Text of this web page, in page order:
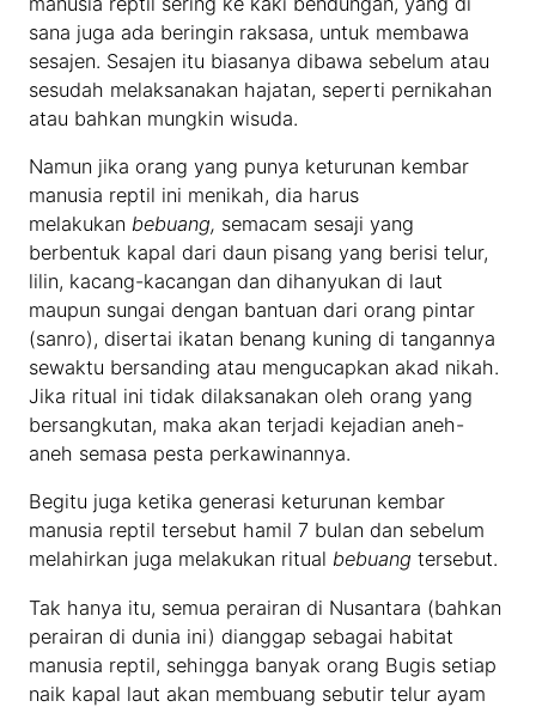
sana juga ada beringin raksasa, untuk membawa
sesajen. Sesajen itu biasanya dibawa sebelum atau
sesudah melaksanakan hajatan, seperti pernikahan
atau bahkan mungkin wisuda.
Namun jika orang yang punya keturunan kembar
manusia reptil ini menikah, dia harus
melakukan bebuang, semacam sesaji yang
berbentuk kapal dari daun pisang yang berisi telur,
lilin, kacang-kacangan dan dihanyukan di laut
maupun sungai dengan bantuan dari orang pintar
(sanro), disertai ikatan benang kuning di tangannya
sewaktu bersanding atau mengucapkan akad nikah.
Jika ritual ini tidak dilaksanakan oleh orang yang
bersangkutan, maka akan terjadi kejadian aneh-
aneh semasa pesta perkawinannya.
Begitu juga ketika generasi keturunan kembar
manusia reptil tersebut hamil 7 bulan dan sebelum
melahirkan juga melakukan ritual bebuangtersebut.
Tak hanya itu, semua perairan di Nusantara (bahkan
perairan di dunia ini) dianggap sebagai habitat
manusia reptil, sehingga banyak orang Bugis setiap
naik kapal laut akan membuang sebutir telur ayam